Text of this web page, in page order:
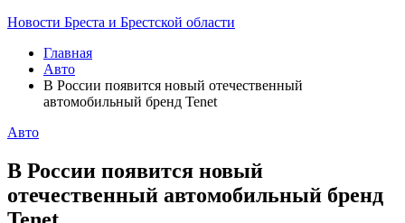
Новости Бреста и Брестской области
Главная
Авто
В России появится новый отечественный
автомобильный бренд Tenet
Авто
В России появится новый
отечественный автомобильный бренд